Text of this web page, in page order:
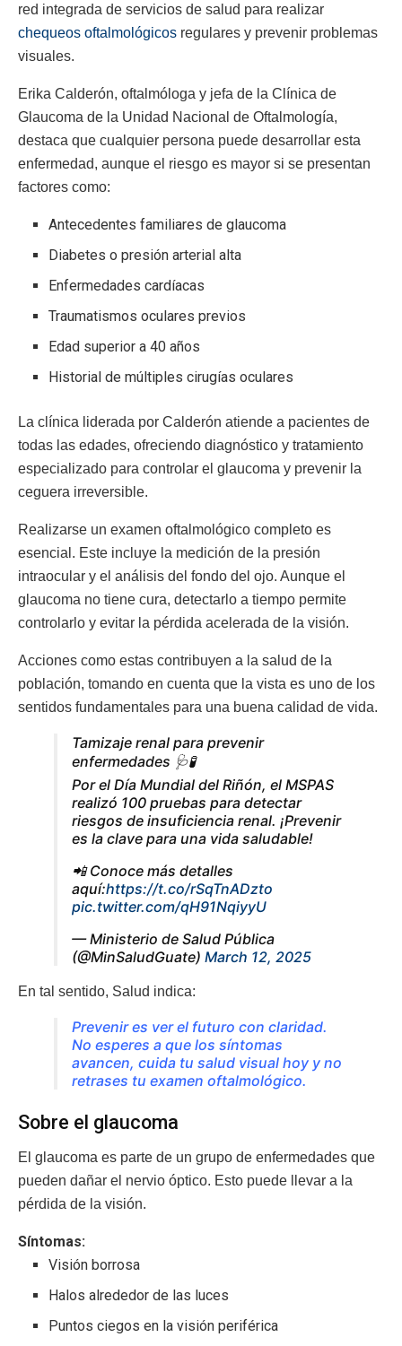
red integrada de servicios de salud para realizar
chequeos oftalmológicos regulares y prevenir problemas
visuales.
Erika Calderón, oftalmóloga y jefa de la Clínica de
Glaucoma de la Unidad Nacional de Oftalmología,
destaca que cualquier persona puede desarrollar esta
enfermedad, aunque el riesgo es mayor si se presentan
factores como:
Antecedentes familiares de glaucoma
Diabetes o presión arterial alta
Enfermedades cardíacas
Traumatismos oculares previos
Edad superior a 40 años
Historial de múltiples cirugías oculares
La clínica liderada por Calderón atiende a pacientes de
todas las edades, ofreciendo diagnóstico y tratamiento
especializado para controlar el glaucoma y prevenir la
ceguera irreversible.
Realizarse un examen oftalmológico completo es
esencial. Este incluye la medición de la presión
intraocular y el análisis del fondo del ojo. Aunque el
glaucoma no tiene cura, detectarlo a tiempo permite
controlarlo y evitar la pérdida acelerada de la visión.
Acciones como estas contribuyen a la salud de la
población, tomando en cuenta que la vista es uno de los
sentidos fundamentales para una buena calidad de vida.
Tamizaje renal para prevenir
enfermedades 🩺🧪
Por el Día Mundial del Riñón, el MSPAS
realizó 100 pruebas para detectar
riesgos de insuficiencia renal. ¡Prevenir
es la clave para una vida saludable!
📲 Conoce más detalles
aquí:https://t.co/rSqTnADzto
pic.twitter.com/qH91NqiyyU
— Ministerio de Salud Pública
(@MinSaludGuate) March 12, 2025
En tal sentido, Salud indica:
Prevenir es ver el futuro con claridad.
No esperes a que los síntomas
avancen, cuida tu salud visual hoy y no
retrases tu examen oftalmológico.
Sobre el glaucoma
El glaucoma es parte de un grupo de enfermedades que
pueden dañar el nervio óptico. Esto puede llevar a la
pérdida de la visión.
Síntomas:
Visión borrosa
Halos alrededor de las luces
Puntos ciegos en la visión periférica